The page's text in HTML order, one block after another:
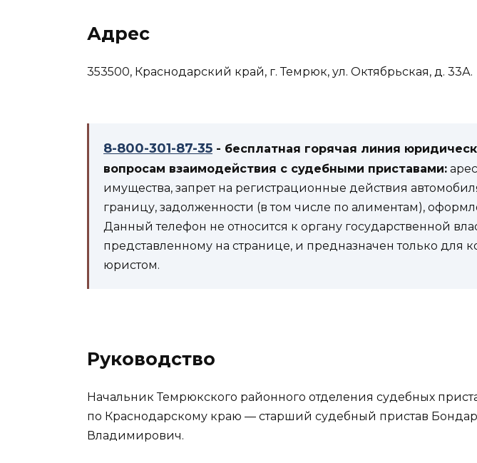
Адрес
353500, Краснодарский край, г. Темрюк, ул. Октябрьская, д. 33А.
8-800-301-87-35 - бесплатная горячая линия
вопросам взаимодействия с судебными приставами:
имущества, запрет на регистрационные действия
границу, задолженности (в том числе по алиментам),
Данный телефон не относится к органу государственной
представленному на странице, и предназначен только для
юристом.
Руководство
Начальник Темрюкского районного отделения судебных
по Краснодарскому краю — старший судебный пристав
Владимирович.